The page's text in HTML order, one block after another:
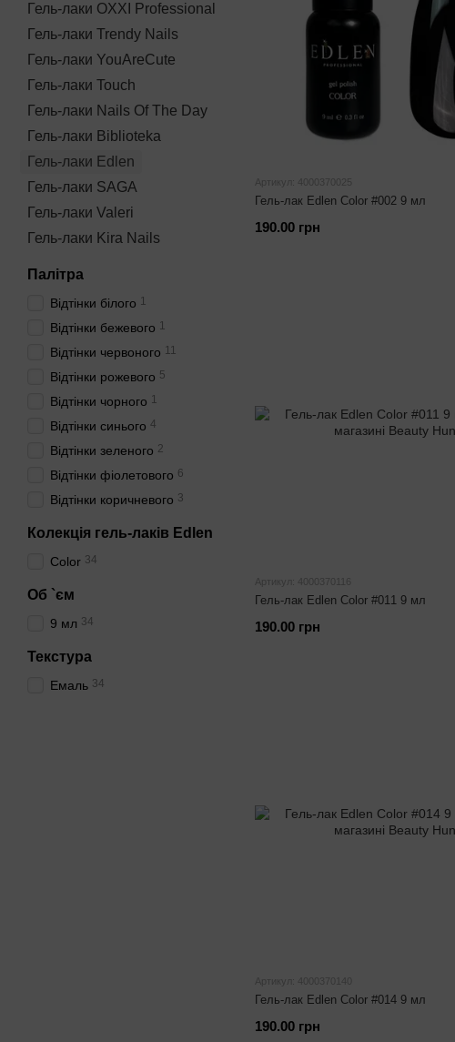
Артикул: 4000370025
Гель-лак Edlen Color #002 9 мл
190.00 грн
Артикул: 4000370116
Гель-лак Edlen Color #011 9 мл
190.00 грн
Артикул: 4000370140
Гель-лак Edlen Color #014 9 мл
190.00 грн
Гель-лаки OXXI Professional
Гель-лаки Trendy Nails
Гель-лаки YouAreCute
Гель-лаки Touch
Гель-лаки Nails Of The Day
Гель-лаки Biblioteka
Гель-лаки Edlen
Гель-лаки SAGA
Гель-лаки Valeri
Гель-лаки Kira Nails
Палітра
Відтінки білого 1
Відтінки бежевого 1
Відтінки червоного 11
Відтінки рожевого 5
Відтінки чорного 1
Відтінки синього 4
Відтінки зеленого 2
Відтінки фіолетового 6
Відтінки коричневого 3
Колекція гель-лаків Edlen
Color 34
Об `єм
9 мл 34
Текстура
Емаль 34